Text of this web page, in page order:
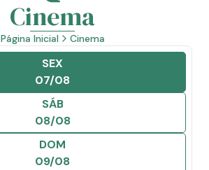
Cinema
Página Inicial Cinema
SEX
07/08
SÁB
08/08
DOM
09/08